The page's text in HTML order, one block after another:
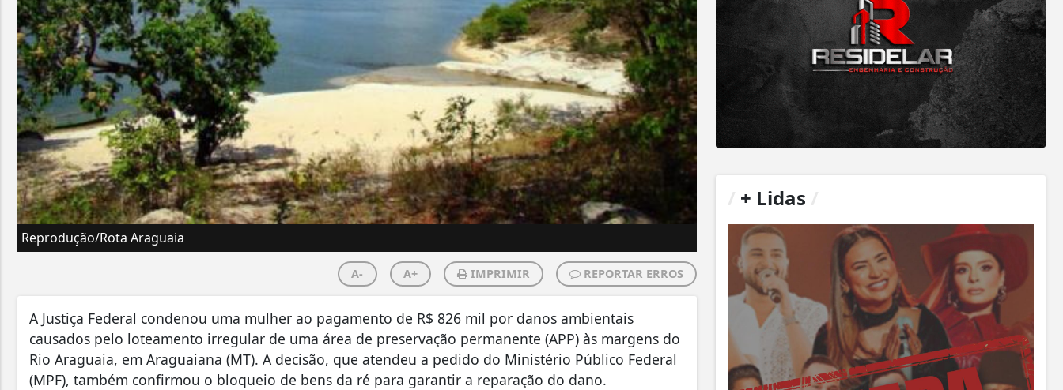
Reprodução/Rota Araguaia
A- A+ IMPRIMIR REPORTAR ERROS
A Justiça Federal condenou uma mulher ao pagamento de R$ 826 mil por danos ambientais
causados pelo loteamento irregular de uma área de preservação permanente (APP) às margens do
Rio Araguaia, em Araguaiana (MT). A decisão, que atendeu a pedido do Ministério Público Federal
(MPF), também confirmou o bloqueio de bens da ré para garantir a reparação do dano.
+ Lidas